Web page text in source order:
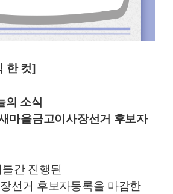
한 컷]
의 소식
마을금고이사장선거 후보자
간 진행된
선거 후보자등록을 마감한